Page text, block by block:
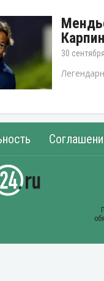
Карпин
30